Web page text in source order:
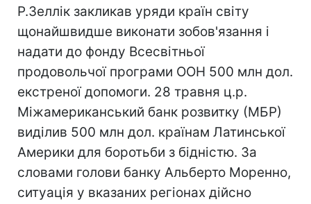
Р.Зеллік закликав уряди країн світу
щонайшвидше виконати зобов'язання і
надати до фонду Всесвітньої
продовольчої програми ООН 500 млн дол.
екстреної допомоги. 28 травня ц.р.
Міжамериканський банк розвитку (МБР)
виділив 500 млн дол. країнам Латинської
Америки для боротьби з бідністю. За
словами голови банку Альберто Моренно,
ситуація у вказаних регіонах дійсно